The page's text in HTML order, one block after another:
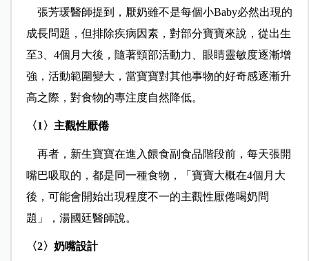
張芳瑗醫師提到，厭奶雖不是每個小Baby必然出現的
成長問題，但排除疾病因素，對部分寶寶來說，從出生
至3、 4個月大後，隨著頸部活動力、眼睛靈敏度逐漸增
強，活動範圍變大，當寶寶對其他事物的好奇感逐漸升
高之際，對食物的專注度自然降低。
〈1〉主觀性厭倦
再者，新生寶寶在進入餵食副食品階段前，每天張開
嘴巴吸取的，都是同一種食物，「寶寶大概在4個月大
後，可能會開始出現程度不一的主觀性厭倦喝奶問
題」，湯國廷醫師說。
〈2〉奶嘴設計